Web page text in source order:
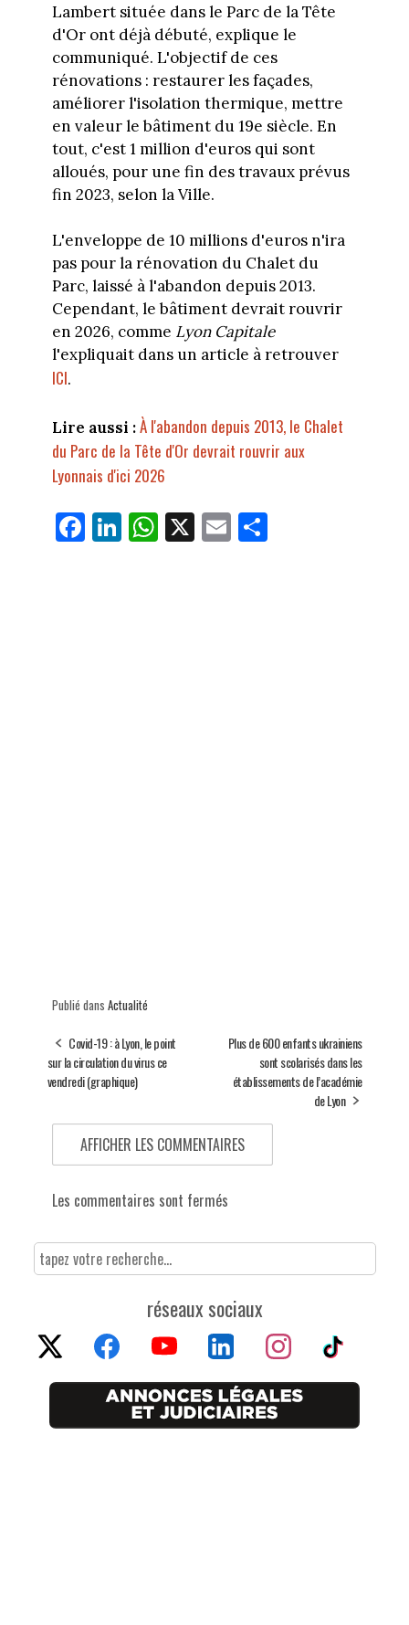
Lambert située dans le Parc de la Tête
d'Or ont déjà débuté, explique le
communiqué. L'objectif de ces
rénovations : restaurer les façades,
améliorer l'isolation thermique, mettre
en valeur le bâtiment du 19e siècle. En
tout, c'est 1 million d'euros qui sont
alloués, pour une fin des travaux prévus
fin 2023, selon la Ville.
L'enveloppe de 10 millions d'euros n'ira
pas pour la rénovation du Chalet du
Parc, laissé à l'abandon depuis 2013.
Cependant, le bâtiment devrait rouvrir
en 2026, comme Lyon Capitale
l'expliquait dans un article à retrouver
ICI.
Lire aussi :À l'abandon depuis 2013, le Chalet
du Parc de la Tête d'Or devrait rouvrir aux
Lyonnais d'ici 2026
Fa
ce
Li
nk
W
ha
X E
m
Pa
Publié dans Actualité
Covid-19 : à Lyon, le point
sur la circulation du virus ce
vendredi (graphique)
Plus de 600 enfants ukrainiens
sont scolarisés dans les
établissements de l’académie
de Lyon
AFFICHER LES COMMENTAIRES
Les commentaires sont fermés
réseaux sociaux